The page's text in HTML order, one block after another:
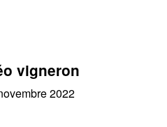
vigneron
2022